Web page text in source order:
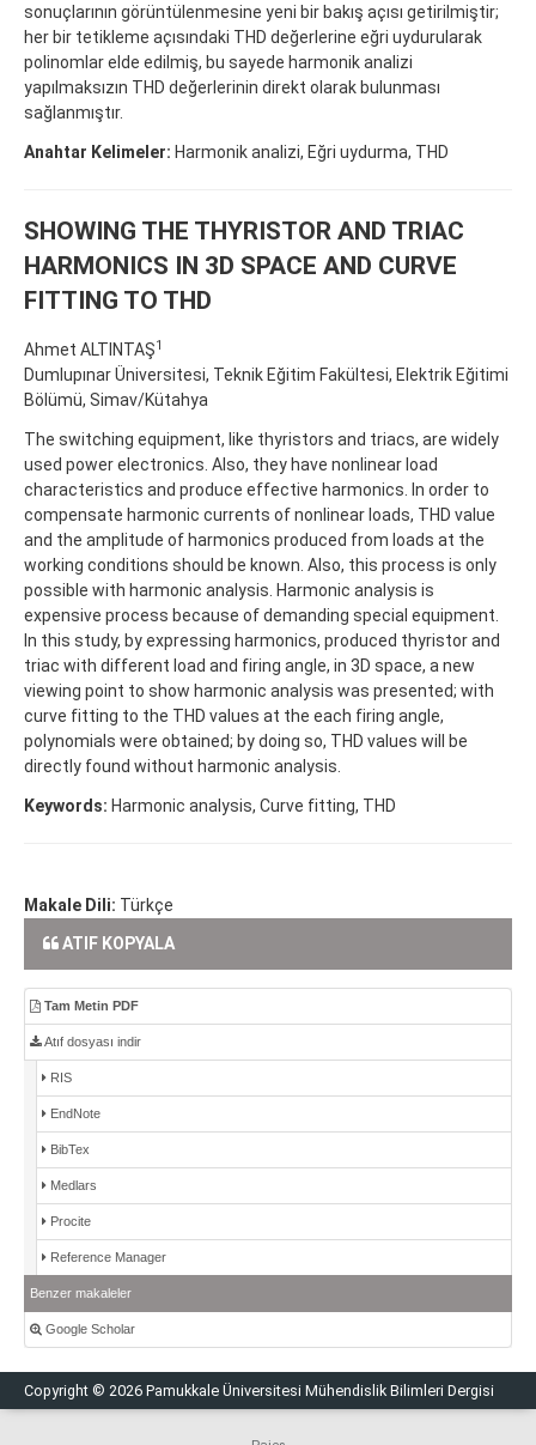
sonuçlarının görüntülenmesine yeni bir bakış açısı getirilmiştir;
her bir tetikleme açısındaki THD değerlerine eğri uydurularak
polinomlar elde edilmiş, bu sayede harmonik analizi
yapılmaksızın THD değerlerinin direkt olarak bulunması
sağlanmıştır.
Anahtar Kelimeler: Harmonik analizi, Eğri uydurma, THD
SHOWING THE THYRISTOR AND TRIAC
HARMONICS IN 3D SPACE AND CURVE
FITTING TO THD
Ahmet ALTINTAŞ1
Dumlupınar Üniversitesi, Teknik Eğitim Fakültesi, Elektrik Eğitimi
Bölümü, Simav/Kütahya
The switching equipment, like thyristors and triacs, are widely
used power electronics. Also, they have nonlinear load
characteristics and produce effective harmonics. In order to
compensate harmonic currents of nonlinear loads, THD value
and the amplitude of harmonics produced from loads at the
working conditions should be known. Also, this process is only
possible with harmonic analysis. Harmonic analysis is
expensive process because of demanding special equipment.
In this study, by expressing harmonics, produced thyristor and
triac with different load and firing angle, in 3D space, a new
viewing point to show harmonic analysis was presented; with
curve fitting to the THD values at the each firing angle,
polynomials were obtained; by doing so, THD values will be
directly found without harmonic analysis.
Keywords: Harmonic analysis, Curve fitting, THD
Makale Dili: Türkçe
ATIF KOPYALA
Tam Metin PDF
Atıf dosyası indir
RIS
EndNote
BibTex
Medlars
Procite
Reference Manager
Benzer makaleler
Google Scholar
Copyright © 2026 Pamukkale Üniversitesi Mühendislik Bilimleri Dergisi